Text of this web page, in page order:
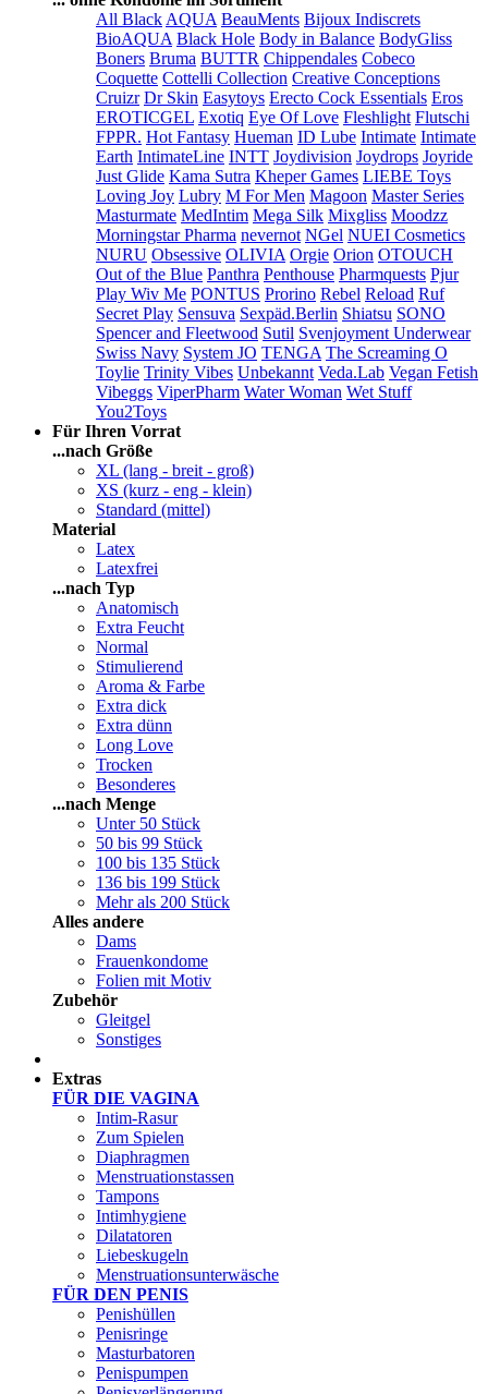
All Black AQUA BeauMents Bijoux Indiscrets
BioAQUA Black Hole Body in Balance BodyGliss
Boners Bruma BUTTR Chippendales Cobeco
Coquette Cottelli Collection Creative Conceptions
Cruizr Dr Skin Easytoys Erecto Cock Essentials Eros
EROTICGEL Exotiq Eye Of Love Fleshlight Flutschi
FPPR. Hot Fantasy Hueman ID Lube Intimate Intimate
Earth IntimateLine INTT Joydivision Joydrops Joyride
Just Glide Kama Sutra Kheper Games LIEBE Toys
Loving Joy Lubry M For Men Magoon Master Series
Masturmate MedIntim Mega Silk Mixgliss Moodzz
Morningstar Pharma nevernot NGel NUEI Cosmetics
NURU Obsessive OLIVIA Orgie Orion OTOUCH
Out of the Blue Panthra Penthouse Pharmquests Pjur
Play Wiv Me PONTUS Prorino Rebel Reload Ruf
Secret Play Sensuva Sexpäd.Berlin Shiatsu SONO
Spencer and Fleetwood Sutil Svenjoyment Underwear
Swiss Navy System JO TENGA The Screaming O
Toylie Trinity Vibes Unbekannt Veda.Lab Vegan Fetish
Vibeggs ViperPharm Water Woman Wet Stuff
You2Toys
Für Ihren Vorrat
...nach Größe
XL (lang - breit - groß)
XS (kurz - eng - klein)
Standard (mittel)
Material
Latex
Latexfrei
...nach Typ
Anatomisch
Extra Feucht
Normal
Stimulierend
Aroma & Farbe
Extra dick
Extra dünn
Long Love
Trocken
Besonderes
...nach Menge
Unter 50 Stück
50 bis 99 Stück
100 bis 135 Stück
136 bis 199 Stück
Mehr als 200 Stück
Alles andere
Dams
Frauenkondome
Folien mit Motiv
Zubehör
Gleitgel
Sonstiges
Extras
FÜR DIE VAGINA
Intim-Rasur
Zum Spielen
Diaphragmen
Menstruationstassen
Tampons
Intimhygiene
Dilatatoren
Liebeskugeln
Menstruationsunterwäsche
FÜR DEN PENIS
Penishüllen
Penisringe
Masturbatoren
Penispumpen